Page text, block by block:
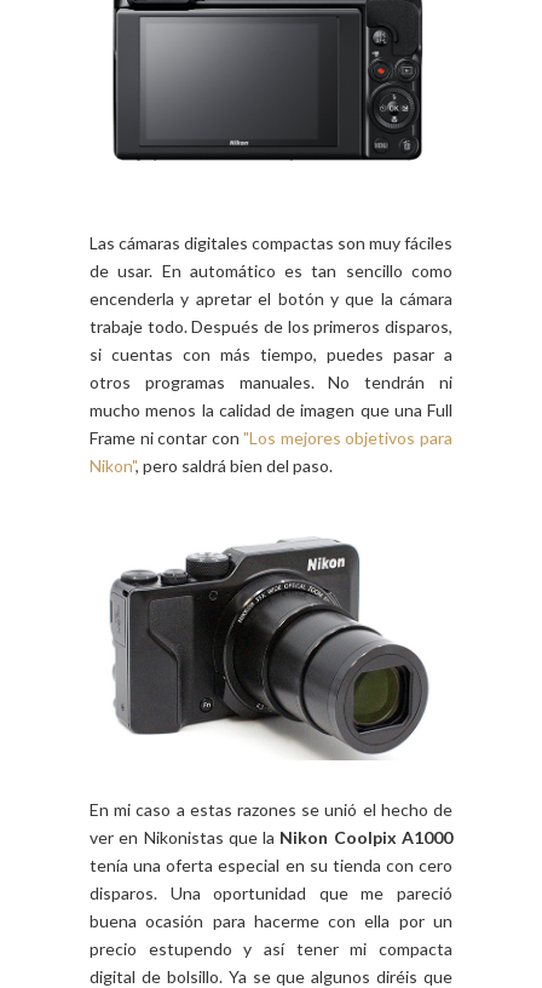
Las cámaras digitales compactas son muy fáciles
de usar. En automático es tan sencillo como
encenderla y apretar el botón y que la cámara
trabaje todo. Después de los primeros disparos,
si cuentas con más tiempo, puedes pasar a
otros programas manuales. No tendrán ni
mucho menos la calidad de imagen que una Full
Frame ni contar con"Los mejores objetivos para
Nikon", pero saldrá bien del paso.
En mi caso a estas razones se unió el hecho de
ver en Nikonistas que la Nikon Coolpix A1000
tenía una oferta especial en su tienda con cero
disparos. Una oportunidad que me pareció
buena ocasión para hacerme con ella por un
precio estupendo y así tener mi compacta
digital de bolsillo. Ya se que algunos diréis que